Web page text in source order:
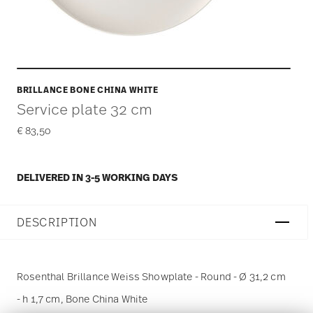
BRILLANCE BONE CHINA WHITE
Service plate 32 cm
€ 83,50
DELIVERED IN 3-5 WORKING DAYS
DESCRIPTION
Rosenthal Brillance Weiss Showplate - Round - Ø 31,2 cm
- h 1,7 cm, Bone China White